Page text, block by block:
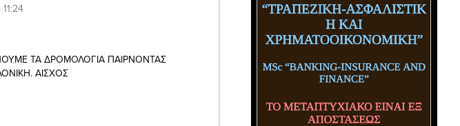
ΤΑ ΔΡΟΜΟΛΟΓΙΑ ΠΑΙΡΝΟΝΤΑΣ
ΑΙΣΧΟΣ